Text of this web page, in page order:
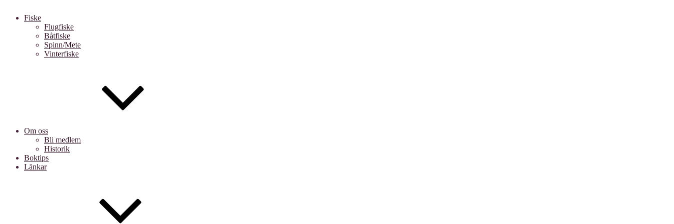
Fiske
Flugfiske
Båtfiske
Spinn/Mete
Vinterfiske
Om oss
Bli medlem
Historik
Boktips
Länkar